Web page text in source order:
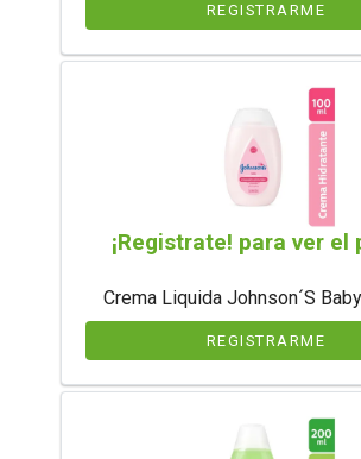
REGISTRARME
¡Registrate! para ver el
Crema Liquida Johnson´S
REGISTRARME